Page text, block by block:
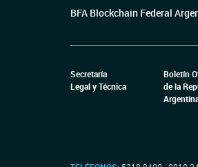
BFA Blockchain Federal
Secretaría
Legal y Técnica
Boletín
de la